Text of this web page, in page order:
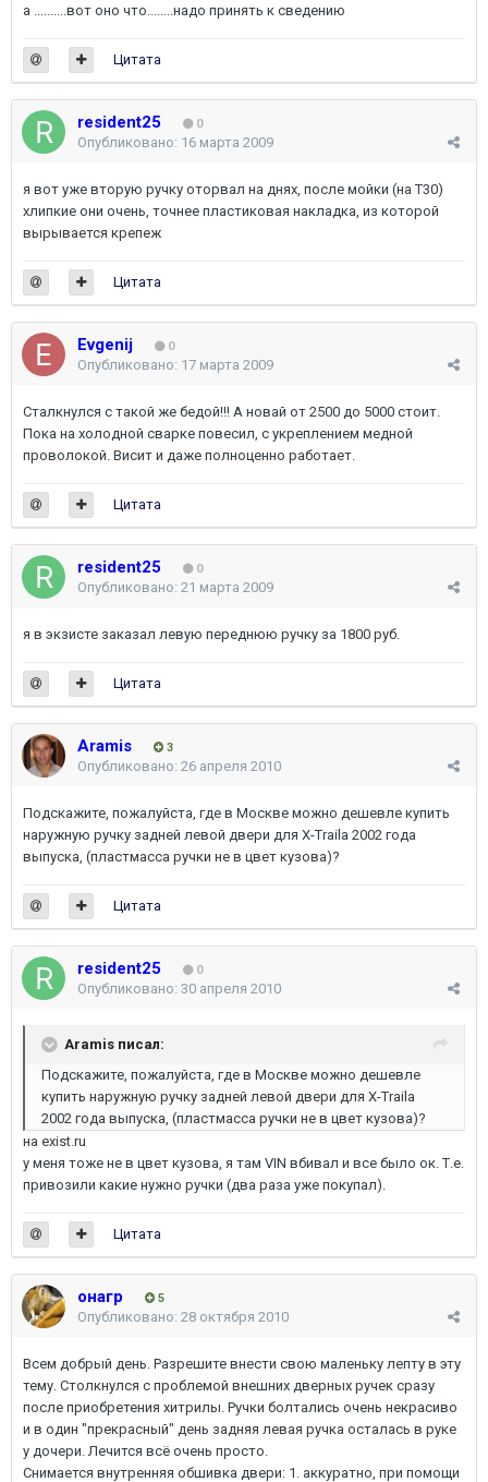
а ..........вот оно что........надо принять к сведению
Цитата
resident25 0
Опубликовано: 16 марта 2009
я вот уже вторую ручку оторвал на днях, после мойки (на Т30)
хлипкие они очень, точнее пластиковая накладка, из которой
вырывается крепеж
Цитата
Evgenij 0
Опубликовано: 17 марта 2009
Сталкнулся с такой же бедой!!! А новай от 2500 до 5000 стоит.
Пока на холодной сварке повесил, с укреплением медной
проволокой. Висит и даже полноценно работает.
Цитата
resident25 0
Опубликовано: 21 марта 2009
я в экзисте заказал левую переднюю ручку за 1800 руб.
Цитата
Aramis 3
Опубликовано: 26 апреля 2010
Подскажите, пожалуйста, где в Москве можно дешевле купить
наружную ручку задней левой двери для X-Traila 2002 года
выпуска, (пластмасса ручки не в цвет кузова)?
Цитата
resident25 0
Опубликовано: 30 апреля 2010
Aramis писал:
Подскажите, пожалуйста, где в Москве можно дешевле
купить наружную ручку задней левой двери для X-Traila
2002 года выпуска, (пластмасса ручки не в цвет кузова)?
на exist.ru
у меня тоже не в цвет кузова, я там VIN вбивал и все было ок. Т.е.
привозили какие нужно ручки (два раза уже покупал).
Цитата
онагр 5
Опубликовано: 28 октября 2010
Всем добрый день. Разрешите внести свою маленьку лепту в эту
тему. Столкнулся с проблемой внешних дверных ручек сразу
после приобретения хитрилы. Ручки болтались очень некрасиво
и в один "прекрасный" день задняя левая ручка осталась в руке
у дочери. Лечится всё очень просто.
Снимается внутренняя обшивка двери: 1. аккуратно, при помощи